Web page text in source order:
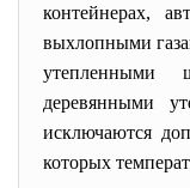
контейнерах,
выхлопными
деревянными
исключаются
которых